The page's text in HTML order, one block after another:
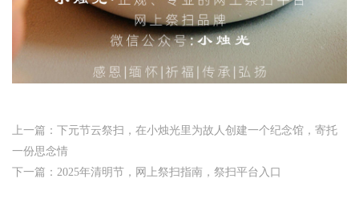
上一篇：下元节云祭扫，在小烛光里为故人创建一个纪念馆，寄托
一份思念情
下一篇：2025年清明节，网上祭扫指南，祭扫平台入口